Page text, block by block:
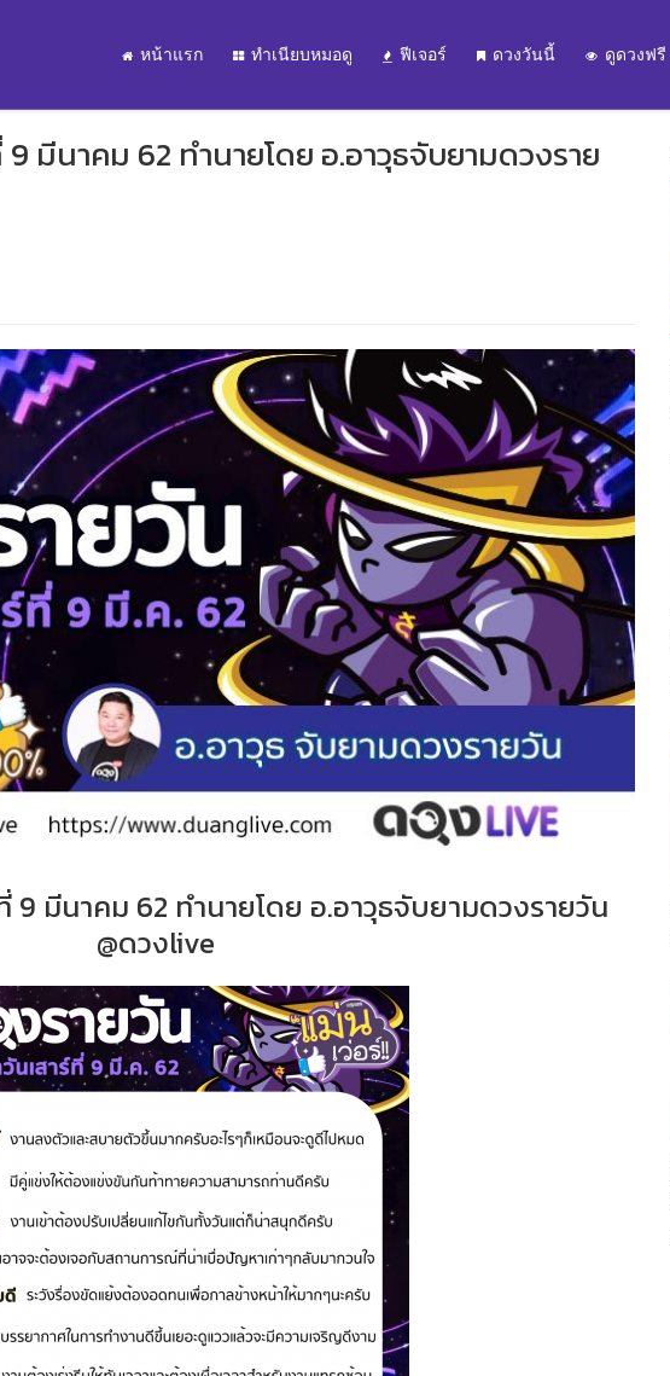
หน้าแรก ทำเนียบหมอดู ฟีเจอร์ ดวงวันนี้ ดูดวงฟรี
9 มีนาคม 62 ทำนายโดย อ.อาวุธจับยามดวงราย
9 มีนาคม 62 ทำนายโดย อ.อาวุธจับยามดวงรายวัน
@ดวงlive